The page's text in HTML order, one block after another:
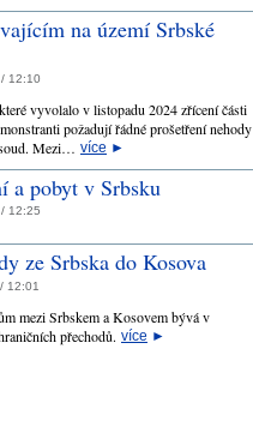
na území Srbské
12:10
vyvolalo v listopadu 2024 zřícení části
požadují řádné prošetření nehody
soud. Mezi… více ►
a pobyt v Srbsku
12:25
ze Srbska do Kosova
12:01
mezi Srbskem a Kosovem bývá v
přechodů. více ►